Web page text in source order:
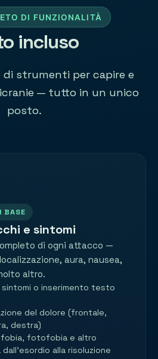
DI FUNZIONALITÀ
incluso
strumenti per capire e
— tutto in un unico
posto.
BASE
e sintomi
di ogni attacco —
aura, nausea,
altro.
o inserimento testo
del dolore (frontale,
destra)
fotofobia e altro
alla risoluzione